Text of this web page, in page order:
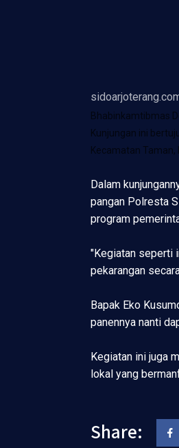
Bhabinkamtibmas
Kunjungan ini
Kecamatan Taman,
Dalam
pangan Polresta
program
"Kegiatan seperti
pekarangan
Bapak Eko
panennya nanti
Kegiatan ini juga
lokal yang
Share: